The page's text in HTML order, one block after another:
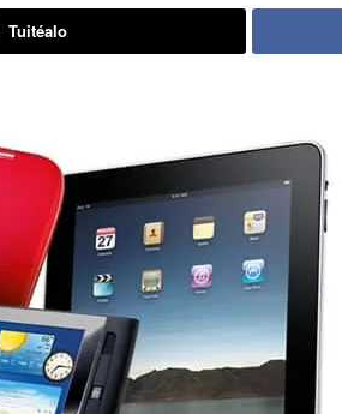
Tuitéalo